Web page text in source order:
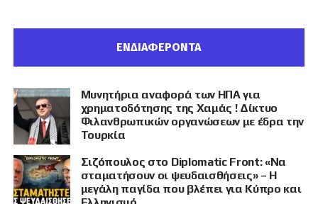
ΕΝΔΙΑΦΕΡΟΝΤΑ
Μυνητήρια αναφορά των ΗΠΑ για
χρηματοδότησης της Χαμάς ! Δίκτυο
Φιλανθρωπικών οργανώσεων με έδρα την
Τουρκία
Σιζόπουλος στο Diplomatic Front: «Να
σταματήσουν οι ψευδαισθήσεις» – Η
μεγάλη παγίδα που βλέπει για Κύπρο και